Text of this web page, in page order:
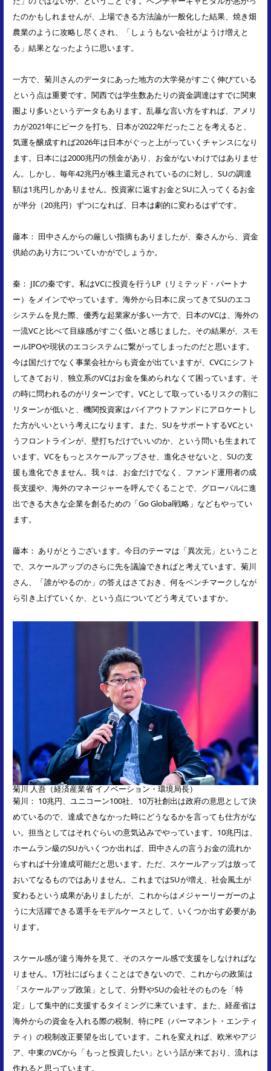
たのかもしれませんが、上場できる方法論が一般化した結果、焼き畑
農業のように攻略し尽くされ、「しょうもない会社がようけ増えと
る」結果となったように思います。
一方で、菊川さんのデータにあった地方の大学発がすごく伸びている
という点は重要です。関西では学生数あたりの資金調達はすでに関東
圏より多いというデータもあります。乱暴な言い方をすれば、アメリ
カが2021年にピークを打ち、日本が2022年だったことを考えると、
気運を醸成すれば2026年は日本がぐっと上がっていくチャンスになり
ます。日本には2000兆円の預金があり、お金がないわけではありませ
ん。しかし、毎年42兆円が株主還元されているのに対し、SUの調達
額は1兆円しかありません。投資家に返すお金とSUに入ってくるお金
が半分（20兆円）ずつになれば、日本は劇的に変わるはずです。
藤本： 田中さんからの厳しい指摘もありましたが、秦さんから、資金
供給のあり方についていかがでしょうか。
秦： JICの秦です。私はVCに投資を行うLP（リミテッド・パートナ
ー）をメインでやっています。海外から日本に戻ってきてSUのエコ
システムを見た際、優秀な起業家が多い一方で、日本のVCは、海外の
一流VCと比べて目線感がすごく低いと感じました。その結果が、スモ
ールIPOや現状のエコシステムに繋がってしまったのだと思います。
今は国だけでなく事業会社からも資金が出ていますが、CVCにシフト
してきており、独立系のVCはお金を集められなくて困っています。そ
の時に問われるのがリターンです。VCとして取っているリスクの割に
リターンが低いと、機関投資家はバイアウトファンドにアロケートし
た方がいいという考えになります。また、SUをサポートするVCとい
うフロントラインが、壁打ちだけでいいのか、という問いも生まれて
います。VCをもっとスケールアップさせ、進化させないと、SUの支
援も進化できません。我々は、お金だけでなく、ファンド運用者の成
長支援や、海外のマネージャーを呼んでくることで、グローバルに進
出できる大きな企業を創るための「Go Global戦略」などもやってい
ます。
藤本： ありがとうございます。今日のテーマは「異次元」ということ
で、スケールアップのさらに先を議論できればと考えています。菊川
さん、「誰がやるのか」の答えはさておき、何をベンチマークしなが
ら引き上げていくか、という点についてどう考えていますか。
菊川 人吾（経済産業省 イノベーション・環境局長）
菊川： 10兆円、ユニコーン100社、10万社創出は政府の意思として決
めているので、達成できなかった時にどうなるかを言っても仕方がな
い。担当としてはそれぐらいの意気込みでやっています。10兆円は、
ホームラン級のSUがいくつか出れば、田中さんの言うお金の流れか
らすれば十分達成可能だと思います。ただ、スケールアップは放って
おいてなるものではありません。これまではSUが増え、社会風土が
変わるという成果がありましたが、これからはメジャーリーガーのよ
うに大活躍できる選手をモデルケースとして、いくつか出す必要があ
ります。
スケール感が違う海外を見て、そのスケール感で支援をしなければな
りません。1万社にばらまくことはできないので、これからの政策は
「スケールアップ政策」として、分野やSUの会社そのものを「特
定」して集中的に支援するタイミングに来ています。また、経産省は
海外からの資金を入れる際の税制、特にPE（パーマネント・エンティ
ティ）の税制改正要望を出しています。これを変えれば、欧米やアジ
ア、中東のVCから「もっと投資したい」という話が来ており、流れは
作れると思っています。